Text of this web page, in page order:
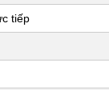
tiếp